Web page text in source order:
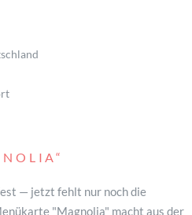
— jetzt fehlt nur noch die
"Magnolia" macht aus der